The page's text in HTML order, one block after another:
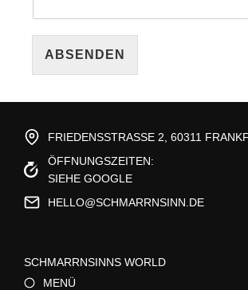
ABSENDEN
FRIEDENSSTRASSE 2, 60311
ÖFFNUNGSZEITEN:
SIEHE GOOGLE
HELLO@SCHMARRNSINN.DE
SCHMARRNSINNS WORLD
MENÜ